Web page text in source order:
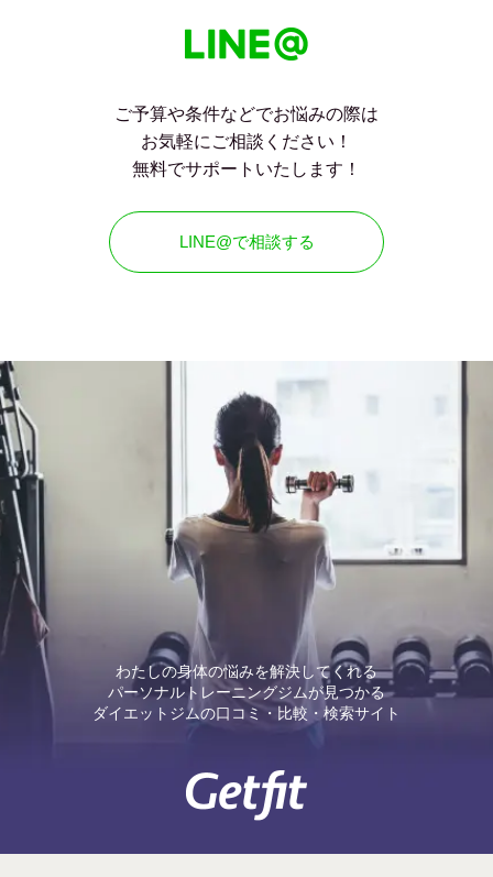
ご予算や条件などでお悩みの際は
お気軽にご相談ください！
無料でサポートいたします！
LINE@で相談する
わたしの身体の悩みを解決してくれる
パーソナルトレーニングジムが見つかる
ダイエットジムの口コミ・比較・検索サイト